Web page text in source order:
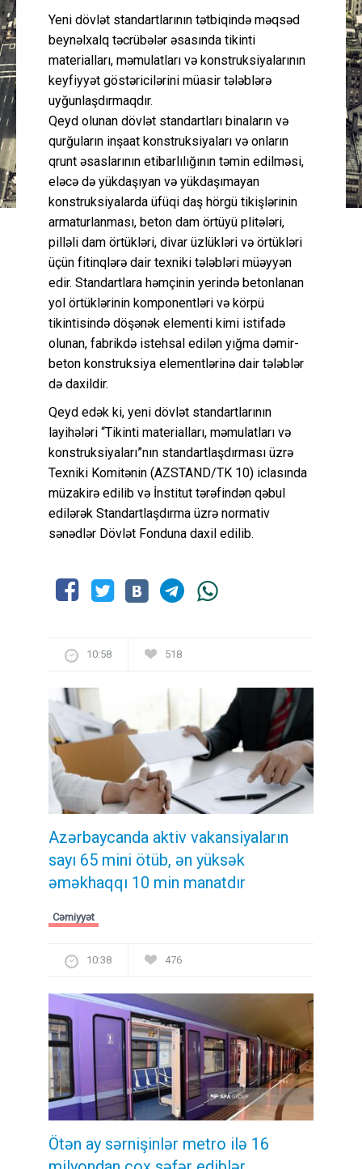
Yeni dövlət standartlarının tətbiqində məqsəd
beynəlxalq təcrübələr əsasında tikinti
materialları, məmulatları və konstruksiyalarının
keyfiyyət göstəricilərini müasir tələblərə
uyğunlaşdırmaqdır.
Qeyd olunan dövlət standartları binaların və
qurğuların inşaat konstruksiyaları və onların
qrunt əsaslarının etibarlılığının təmin edilməsi,
eləcə də yükdaşıyan və yükdaşımayan
konstruksiyalarda üfüqi daş hörgü tikişlərinin
armaturlanması, beton dam örtüyü plitələri,
pilləli dam örtükləri, divar üzlükləri və örtükləri
üçün fitinqlərə dair texniki tələbləri müəyyən
edir. Standartlara həmçinin yerində betonlanan
yol örtüklərinin komponentləri və körpü
tikintisində döşənək elementi kimi istifadə
olunan, fabrikdə istehsal edilən yığma dəmir-
beton konstruksiya elementlərinə dair tələblər
də daxildir.
Qeyd edək ki, yeni dövlət standartlarının
layihələri “Tikinti materialları, məmulatları və
konstruksiyaları”nın standartlaşdırması üzrə
Texniki Komitənin (AZSTAND/TK 10) iclasında
müzakirə edilib və İnstitut tərəfindən qəbul
edilərək Standartlaşdırma üzrə normativ
sənədlər Dövlət Fonduna daxil edilib.
10:58 518
Azərbaycanda aktiv vakansiyaların
sayı 65 mini ötüb, ən yüksək
əməkhaqqı 10 min manatdır
Cəmiyyət
10:38 476
Ötən ay sərnişinlər metro ilə 16